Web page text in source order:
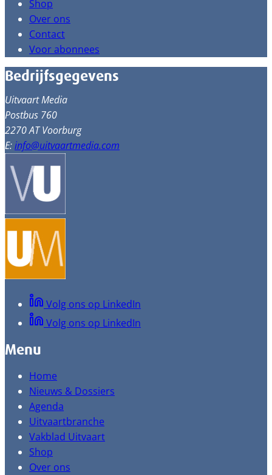
Shop
Over ons
Contact
Voor abonnees
Bedrijfsgegevens
Uitvaart Media
Postbus 760
2270 AT Voorburg
E:info@uitvaartmedia.com
Volg ons op LinkedIn
Volg ons op LinkedIn
Menu
Home
Nieuws & Dossiers
Agenda
Uitvaartbranche
Vakblad Uitvaart
Shop
Over ons